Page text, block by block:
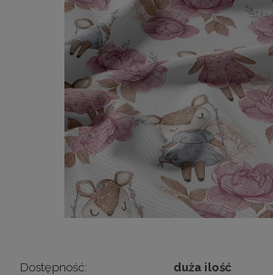
Dostępność:
duża ilość